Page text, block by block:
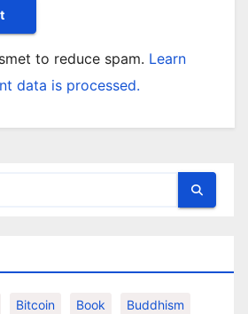
to reduce spam. Learn
data is processed.
Bitcoin Book Buddhism